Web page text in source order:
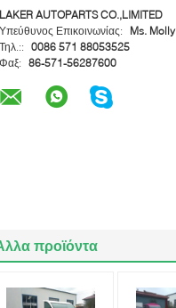
LAKER AUTOPARTS CO.,LIMITED
Υπεύθυνος Επικοινωνίας:
Ms. Molly
Τηλ.:: 0086 571 88053525
Φαξ: 86-571-56287600
προϊόντα